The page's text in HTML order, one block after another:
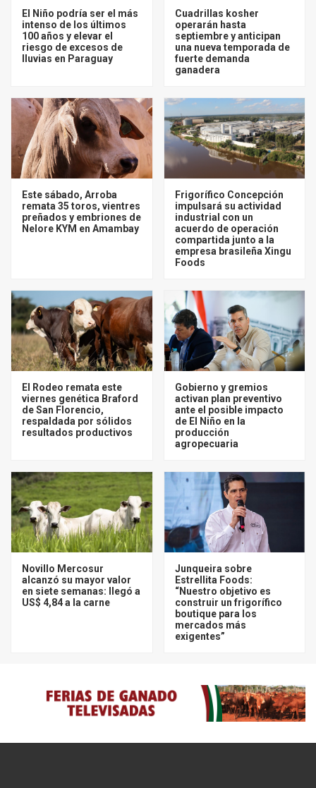
El Niño podría ser el más
intenso de los últimos
100 años y elevar el
riesgo de excesos de
lluvias en Paraguay
Cuadrillas kosher
operarán hasta
septiembre y anticipan
una nueva temporada de
fuerte demanda
ganadera
Este sábado, Arroba
remata 35 toros, vientres
preñados y embriones de
Nelore KYM en Amambay
Frigorífico Concepción
impulsará su actividad
industrial con un
acuerdo de operación
compartida junto a la
empresa brasileña Xingu
Foods
El Rodeo remata este
viernes genética Braford
de San Florencio,
respaldada por sólidos
resultados productivos
Gobierno y gremios
activan plan preventivo
ante el posible impacto
de El Niño en la
producción
agropecuaria
Novillo Mercosur
alcanzó su mayor valor
en siete semanas: llegó a
US$ 4,84 a la carne
Junqueira sobre
Estrellita Foods:
“Nuestro objetivo es
construir un frigorífico
boutique para los
mercados más
exigentes”